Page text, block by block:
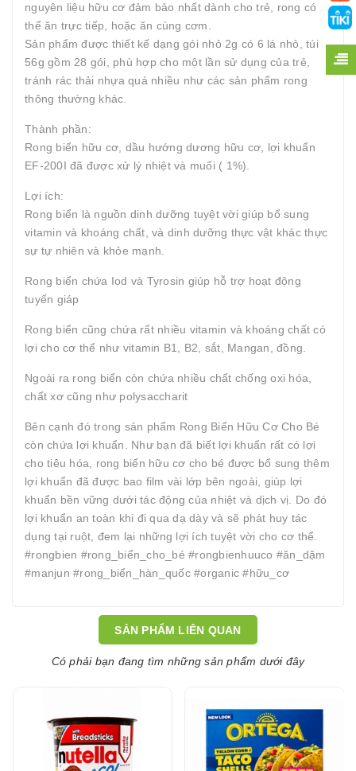
nguyên liệu hữu cơ đảm bảo nhất dành cho trẻ, rong có
thể ăn trực tiếp, hoặc ăn cùng cơm.
Sản phẩm được thiết kế dạng gói nhỏ 2g có 6 lá nhỏ, túi
56g gồm 28 gói, phù hợp cho một lần sử dụng của trẻ,
tránh rác thải nhựa quá nhiều như các sản phẩm rong
thông thường khác.
Thành phần:
Rong biển hữu cơ, dầu hướng dương hữu cơ, lợi khuẩn
EF-200I đã được xử lý nhiệt và muối ( 1%).
Lợi ích:
Rong biển là nguồn dinh dưỡng tuyệt vời giúp bổ sung
vitamin và khoáng chất, và dinh dưỡng thực vật khác thực
sự tự nhiên và khỏe mạnh.
Rong biển chứa Iod và Tyrosin giúp hỗ trợ hoạt động
tuyến giáp
Rong biển cũng chứa rất nhiều vitamin và khoáng chất có
lợi cho cơ thể như vitamin B1, B2, sắt, Mangan, đồng.
Ngoài ra rong biển còn chứa nhiều chất chống oxi hóa,
chất xơ cũng như polysaccharit
Bên cạnh đó trong sản phẩm Rong Biển Hữu Cơ Cho Bé
còn chứa lợi khuẩn. Như bạn đã biết lợi khuẩn rất có lợi
cho tiêu hóa, rong biển hữu cơ cho bé được bổ sung thêm
lợi khuẩn đã được bao film vài lớp bên ngoài, giúp lợi
khuẩn bền vững dưới tác động của nhiệt và dịch vị. Do đó
lợi khuẩn an toàn khi đi qua dạ dày và sẽ phát huy tác
dụng tại ruột, đem lại những lợi ích tuyệt vời cho cơ thể.
#rongbien #rong_biển_cho_bé #rongbienhuuco #ăn_dặm
#manjun #rong_biển_hàn_quốc #organic #hữu_cơ
SẢN PHẨM LIÊN QUAN
Có phải bạn đang tìm những sản phẩm dưới đây